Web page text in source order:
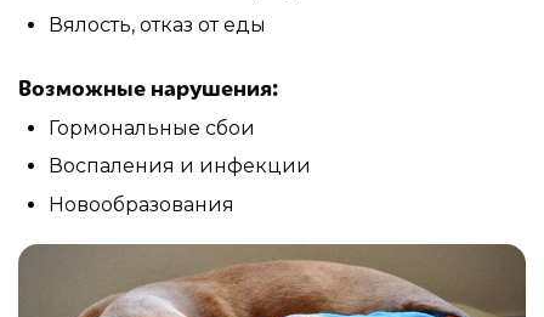
Вялость, отказ от еды
Возможные нарушения:
Гормональные сбои
Воспаления и инфекции
Новообразования